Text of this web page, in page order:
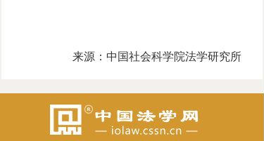
来源：中国社会科学院法学研究所